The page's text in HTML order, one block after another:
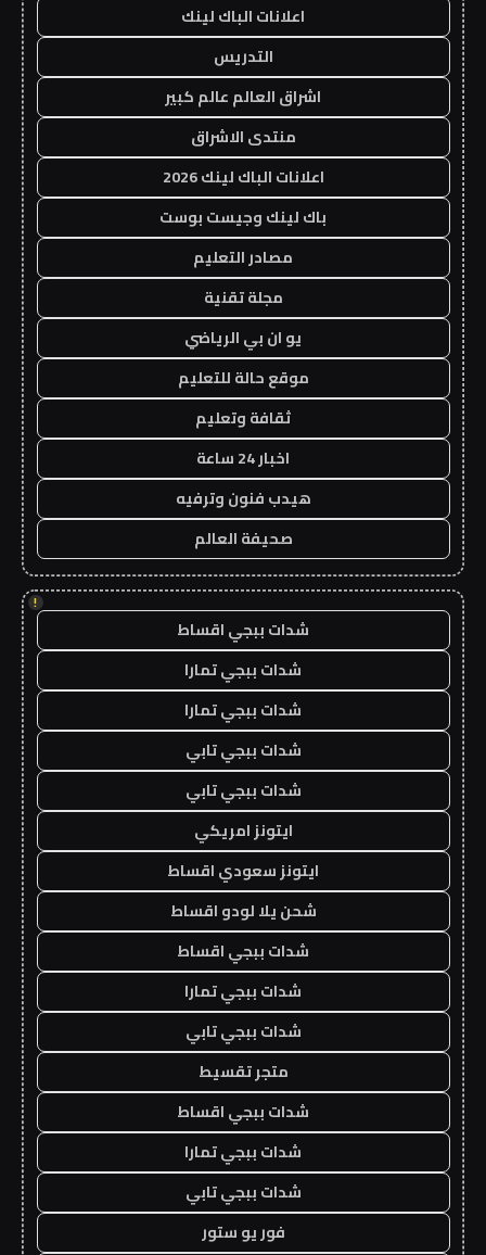
اعلانات الباك لينك
التدريس
اشراق العالم عالم كبير
منتدى الاشراق
اعلانات الباك لينك 2026
باك لينك وجيست بوست
مصادر التعليم
مجلة تقنية
يو ان بي الرياضي
موقع حالة للتعليم
ثقافة وتعليم
اخبار 24 ساعة
هيدب فنون وترفيه
صحيفة العالم
!
شدات ببجي اقساط
شدات ببجي تمارا
شدات ببجي تمارا
شدات ببجي تابي
شدات ببجي تابي
ايتونز امريكي
ايتونز سعودي اقساط
شحن يلا لودو اقساط
شدات ببجي اقساط
شدات ببجي تمارا
شدات ببجي تابي
متجر تقسيط
شدات ببجي اقساط
شدات ببجي تمارا
شدات ببجي تابي
فور يو ستور